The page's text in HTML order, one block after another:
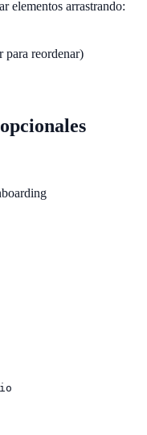
elementos arrastrando:
para reordenar)